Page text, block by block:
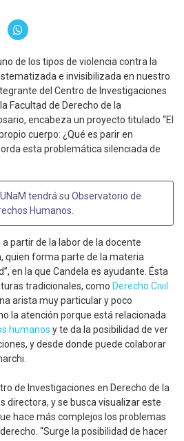
de los tipos de violencia contra la
e invisibilizada en nuestro
del Centro de Investigaciones
Facultad de Derecho de la
encabeza un proyecto titulado “El
cuerpo: ¿Qué es parir en
esta problemática silenciada de
tendrá su Observatorio de
Humanos
a partir de la labor de la docente
quien forma parte de la materia
en la que Candela es ayudante. Ésta
tradicionales, como Derecho Civil
arista muy particular y poco
la atención porque está relacionada
humanos y te da la posibilidad de ver
y desde donde puede colaborar
de Investigaciones en Derecho de la
directora, y se busca visualizar este
hace más complejos los problemas
“Surge la posibilidad de hacer